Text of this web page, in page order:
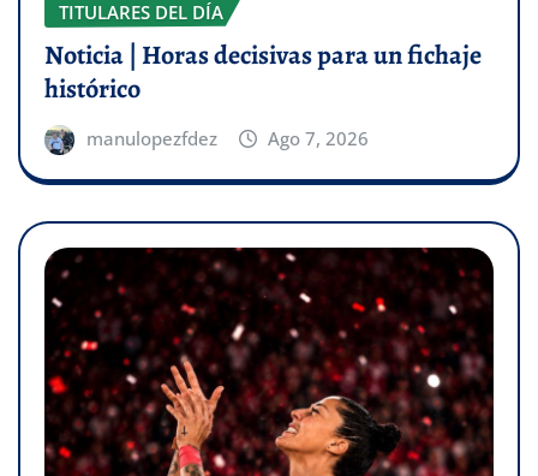
TITULARES DEL DÍA
Noticia | Horas decisivas para un fichaje
histórico
manulopezfdez Ago 7, 2026